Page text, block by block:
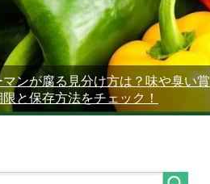
マンが腐る見分け方は？味や臭い賞
限と保存方法をチェック！